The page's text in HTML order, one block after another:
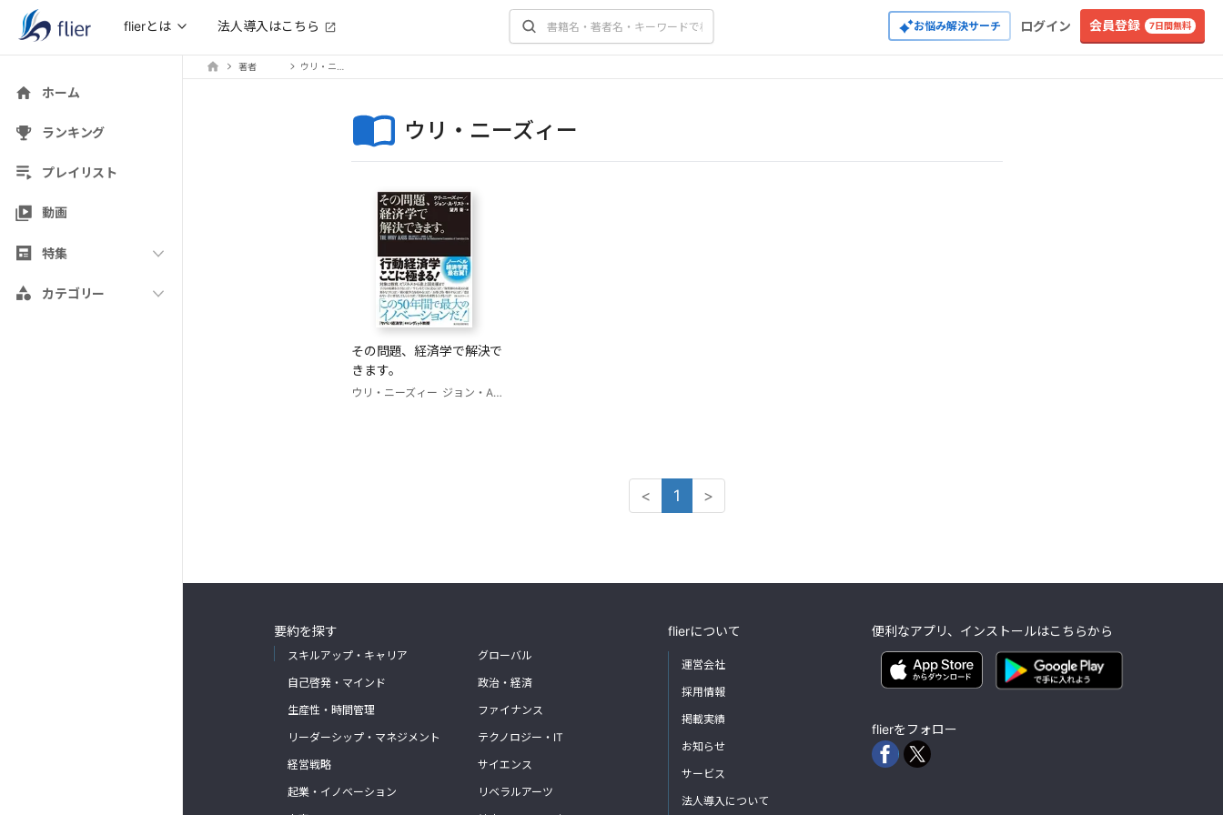
flierとは 法人導入はこちら お悩み解決サーチ ログイン 会員登録 7日間無料
ホーム
ランキング
プレイリスト
動画
特集
カテゴリー
著者
ウリ・ニーズィー
その問題、経済学で解決で
きます。
ウリ・ニーズィー ジョン・A・リスト
< 1 >
要約を探す
スキルアップ・キャリア
自己啓発・マインド
生産性・時間管理
リーダーシップ・マネジメント
経営戦略
起業・イノベーション
グローバル
政治・経済
ファイナンス
テクノロジー・IT
サイエンス
リベラルアーツ
flierについて
運営会社
採用情報
掲載実績
お知らせ
サービス
法人導入について
便利なアプリ、インストールはこちらから
flierをフォロー